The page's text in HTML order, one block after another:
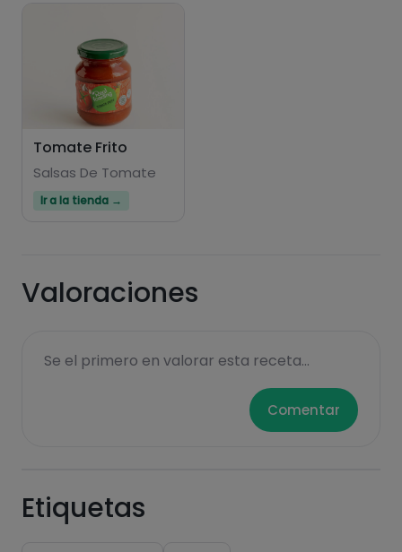
Tomate Frito
Salsas De Tomate
Ir a la tienda →
Valoraciones
Se el primero en valorar esta receta...
Comentar
Etiquetas